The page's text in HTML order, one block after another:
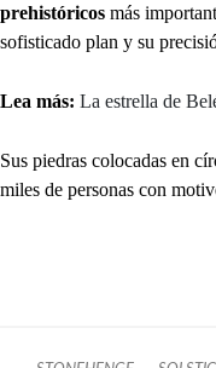
prehistóricos más
sofisticado plan y su
Lea más: La estrella de
Sus piedras colocadas en
miles de personas con